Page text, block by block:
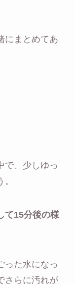
にまとめてあ
で、少しゆっ
て15分後の様
った水になっ
さらに汚れが